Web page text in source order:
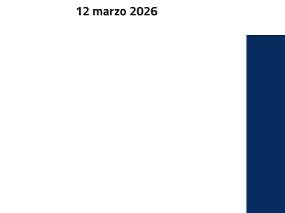
12 marzo 2026